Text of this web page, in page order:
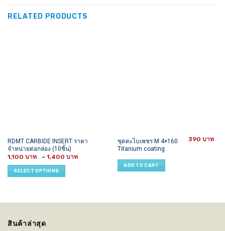
RELATED PRODUCTS
RDMT CARBIDE INSERT ราคา
จำหน่ายต่อกล่อง (10ชิ้น)
1,100 – 1,400
SELECT OPTIONS
This
product
has
multiple
variants.
chosen
ชุดตะไบเพชร M 4×160
Titanium coating
390
ADD TO CART
สินค้าล่าสุด